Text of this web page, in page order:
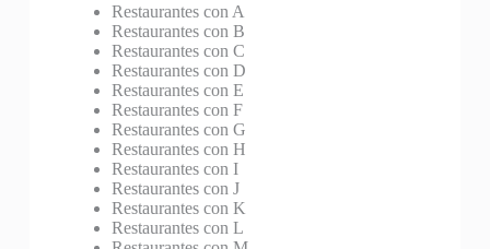
Restaurantes con A
Restaurantes con B
Restaurantes con C
Restaurantes con D
Restaurantes con E
Restaurantes con F
Restaurantes con G
Restaurantes con H
Restaurantes con I
Restaurantes con J
Restaurantes con K
Restaurantes con L